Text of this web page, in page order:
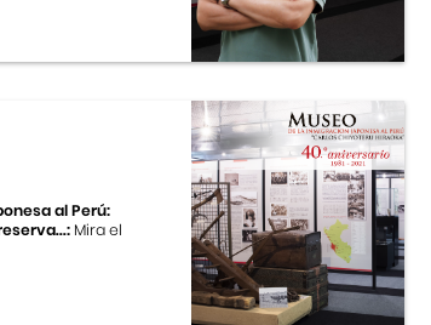
al Perú:
Mira el